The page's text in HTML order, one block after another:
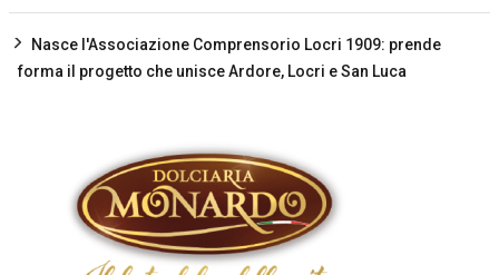
Nasce l'Associazione Comprensorio Locri 1909: prende
forma il progetto che unisce Ardore, Locri e San Luca